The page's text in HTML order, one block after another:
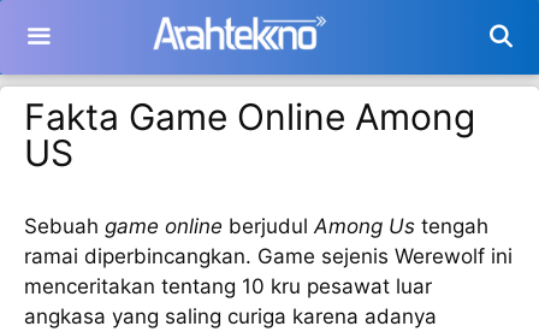
isi
Fakta Game Online Among
US
Sebuah game online berjudulAmong Us tengah
ramai diperbincangkan. Game sejenis Werewolf ini
menceritakan tentang 10 kru pesawat luar
angkasa yang saling curiga karena adanya